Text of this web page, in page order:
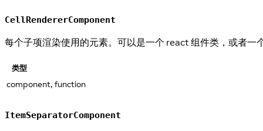
CellRendererComponent
每个子项渲染使用的元素。可以是一个 react 组件类，或者一
类型
component, function
ItemSeparatorComponent